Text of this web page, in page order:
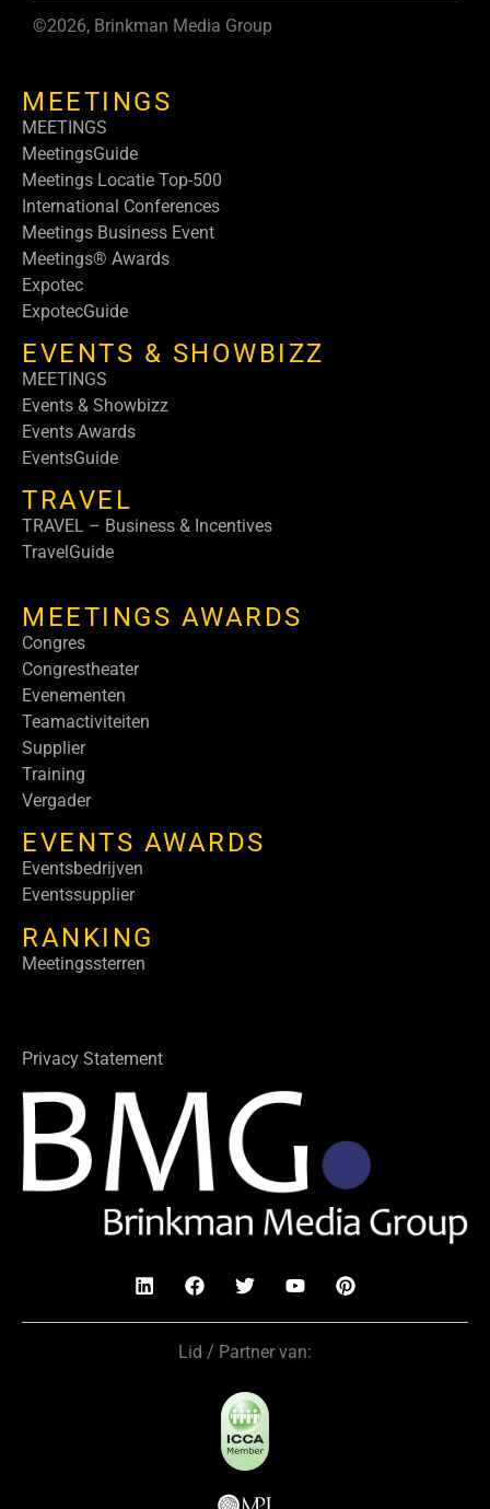
©2026, Brinkman Media Group
MEETINGS
MEETINGS
MeetingsGuide
Meetings Locatie Top-500
International Conferences
Meetings Business Event
Meetings® Awards
Expotec
ExpotecGuide
EVENTS & SHOWBIZZ
MEETINGS
Events & Showbizz
Events Awards
EventsGuide
TRAVEL
TRAVEL – Business & Incentives
TravelGuide
MEETINGS AWARDS
Congres
Congrestheater
Evenementen
Teamactiviteiten
Supplier
Training
Vergader
EVENTS AWARDS
Eventsbedrijven
Eventssupplier
RANKING
Meetingssterren
Privacy Statement
Lid / Partner van: